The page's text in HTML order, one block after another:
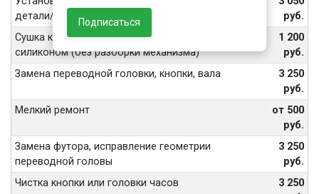
Подписаться
детали/задней крышки/винтов
руб.
Сушка корпуса, механизма, герметизация
силиконом (без разборки механизма)
1 200
руб.
Замена переводной головки, кнопки, вала
3 250
руб.
Мелкий ремонт
от 500
руб.
Замена футора, исправление геометрии
переводной головы
3 250
руб.
Чистка кнопки или головки часов
3 250